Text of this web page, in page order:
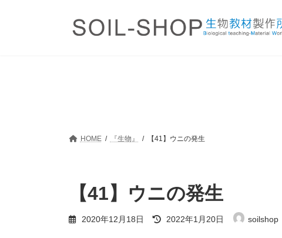
HOME 『生物』 【41】ウニの発生
【41】ウニの発生
2020年12月18日
最
終
2022年1月20日 soilshop